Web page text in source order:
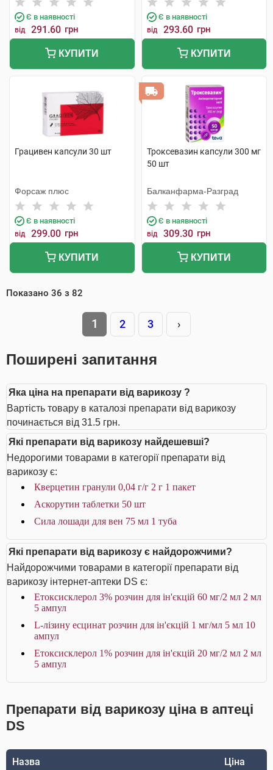
Є в наявності
від 291.60 грн
КУПИТИ
Є в наявності
від 293.60 грн
КУПИТИ
Грацивен капсули 30 шт
Форсаж плюс
Є в наявності
від 299.00 грн
КУПИТИ
Троксевазин капсули 300 мг
50 шт
Балканфарма-Разград
Є в наявності
від 309.30 грн
КУПИТИ
Показано 36 з 82
1 2 3 ›
Поширені запитання
Яка ціна на препарати від варикозу ?
Вартість товару в каталозі препарати від варикозу
починається від 31.5 грн.
Які препарати від варикозу найдешевші?
Недорогими товарами в категорії препарати від
варикозу є:
Кверцетин гранули 0,04 г/г 2 г 1 пакет
Аскорутин таблетки 50 шт
Сила лошади для вен 75 мл 1 туба
Які препарати від варикозу є найдорожчими?
Найдорожчими товарами в категорії препарати від
варикозу інтернет-аптеки DS є:
Етоксисклерол 3% розчин для ін'єкцій 60 мг/2 мл 2 мл
5 ампул
L-лізину есцинат розчин для ін'єкцій 1 мг/мл 5 мл 10
ампул
Етоксисклерол 1% розчин для ін'єкцій 20 мг/2 мл 2 мл
5 ампул
Препарати від варикозу ціна в аптеці
DS
Назва Ціна